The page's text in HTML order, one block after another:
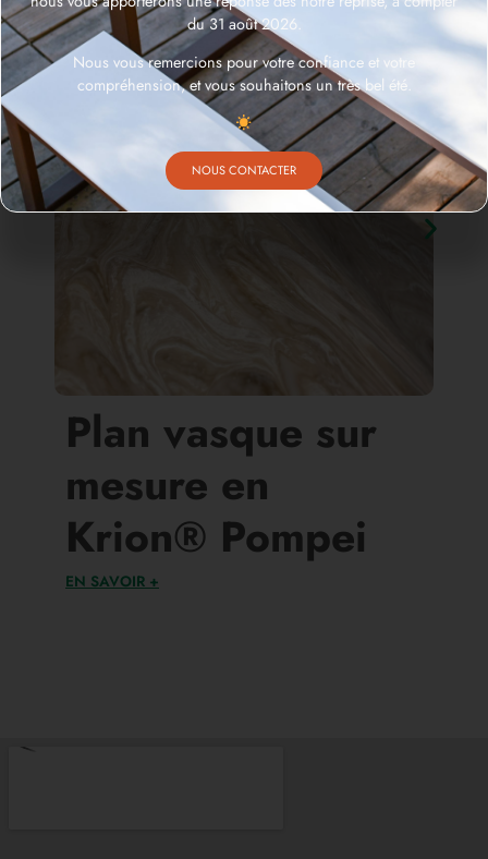
Plan vasque sur
mesure en
Krion® Pompei
EN SAVOIR +
du 31 août 2026.
Nous vous remercions pour votre confiance et votre
compréhension, et vous souhaitons un très bel été.
NOUS CONTACTER